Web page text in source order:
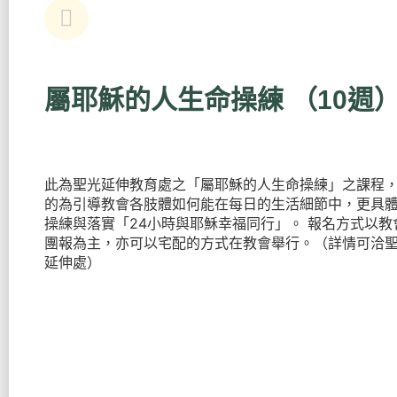
屬耶穌的人生命操練 （10週）
此為聖光延伸教育處之「屬耶穌的人生命操練」之課程
的為引導教會各肢體如何能在每日的生活細節中，更具
操練與落實「24小時與耶穌幸福同行」。 報名方式以教
團報為主，亦可以宅配的方式在教會舉行。（詳情可洽
延伸處）